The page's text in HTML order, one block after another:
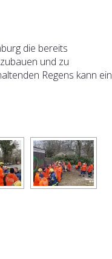
die bereits
und zu
Regens kann ein